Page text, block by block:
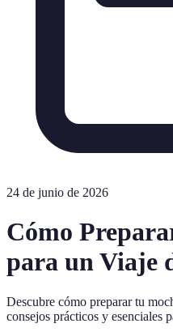
24 de junio de 2026
Cómo
para un Viaje
Descubre cómo preparar tu
consejos prácticos y esenciales